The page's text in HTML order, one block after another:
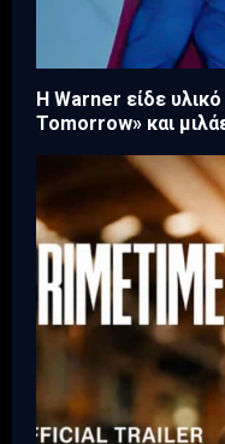
Η Warner είδε
Tomorrow» και